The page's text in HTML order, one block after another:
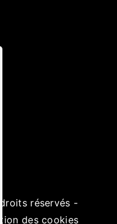
réservés -
des cookies